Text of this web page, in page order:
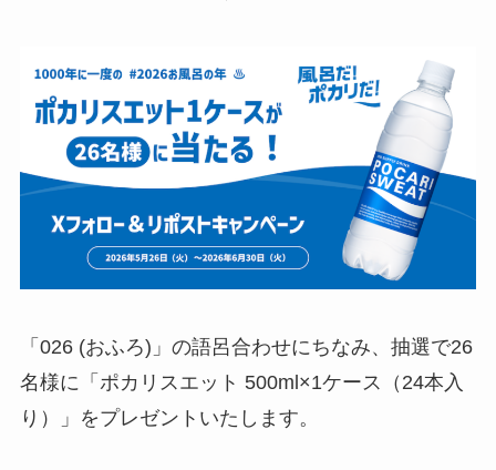
「026 (おふろ)」の語呂合わせにちなみ、抽選で26
名様に「ポカリスエット 500ml×1ケース（24本入
り）」をプレゼントいたします。